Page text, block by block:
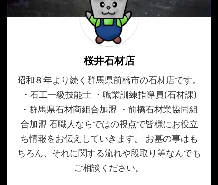
桜井石材店
昭和８年より続く群馬県前橋市の石材店です。
・石工一級技能士 ・職業訓練指導員(石材課)
・群馬県石材商組合加盟 ・前橋石材業協同組
合加盟 石職人ならではの視点で皆様にお役立
ち情報をお伝えしていきます。 お墓の事はも
ちろん、それに関する流れや段取り等なんでも
ご相談ください。